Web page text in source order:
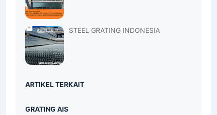
STEEL GRATING INDONESIA
ARTIKEL TERKAIT
GRATING AIS